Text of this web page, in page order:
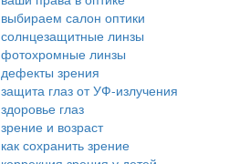
выбираем салон оптики
солнцезащитные линзы
фотохромные линзы
дефекты зрения
защита глаз от УФ-излучения
здоровье глаз
зрение и возраст
как сохранить зрение